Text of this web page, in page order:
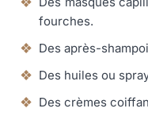
fourches.
Des après-
Des huiles ou
Des crèmes